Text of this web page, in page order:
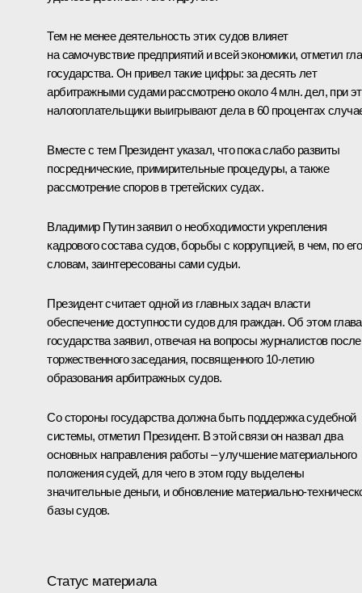
Тем не менее деятельность этих судов влияет
на самочувствие предприятий и всей экономики, отметил
государства. Он привел такие цифры: за десять лет
арбитражными судами рассмотрено около 4 млн. дел, при
налогоплательщики выигрывают дела в 60 процентах
Вместе с тем Президент указал, что пока слабо развиты
посреднические, примирительные процедуры, а также
рассмотрение споров в третейских судах.
Владимир Путин заявил о необходимости укрепления
кадрового состава судов, борьбы с коррупцией, в чем, по его
словам, заинтересованы сами судьи.
Президент считает одной из главных задач власти
обеспечение доступности судов для граждан. Об этом глава
государства заявил, отвечая на вопросы журналистов после
торжественного заседания, посвященного 10-летию
образования арбитражных судов.
Со стороны государства должна быть поддержка судебной
системы, отметил Президент. В этой связи он назвал два
основных направления работы – улучшение материального
положения судей, для чего в этом году выделены
значительные деньги, и обновление материально-
базы судов.
Статус материала